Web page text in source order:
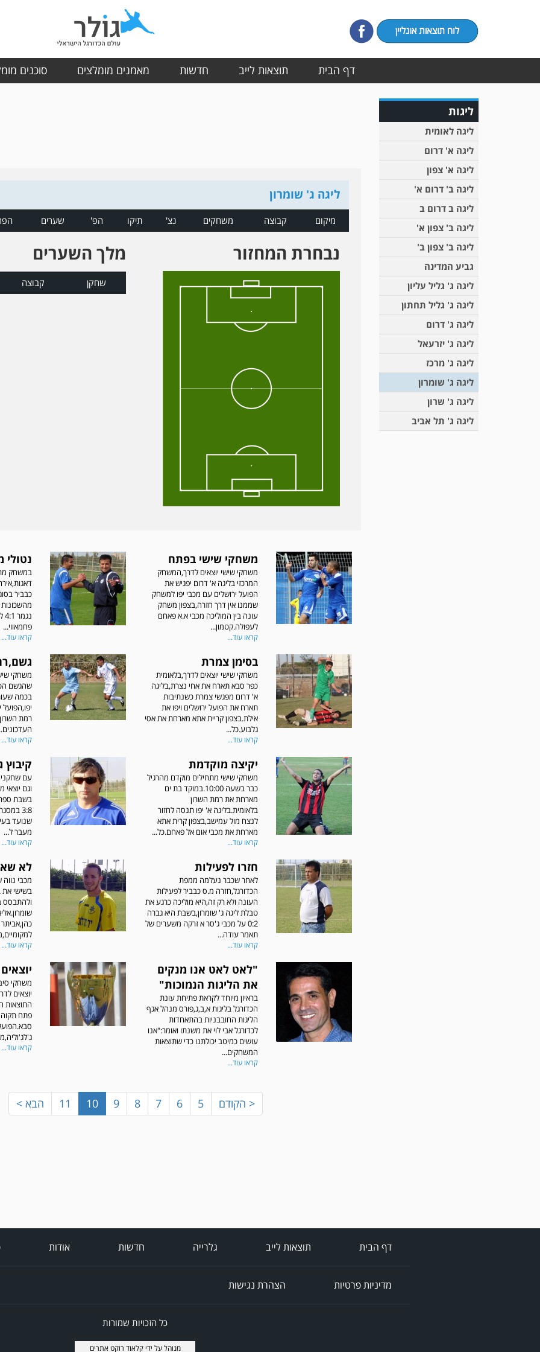
דף הבית תוצאות לייב חדשות מאמנים מומלצים סוכנים
ליגות
ליגה לאומית
ליגה א' דרום
ליגה א' צפון
ליגה ב' דרום א'
ליגה ב דרום ב
ליגה ב' צפון א'
ליגה ב' צפון ב'
גביע המדינה
ליגה ג' גליל עליון
ליגה ג' גליל תחתון
ליגה ג' דרום
ליגה ג' יזרעאל
ליגה ג' מרכז
ליגה ג' שומרון
ליגה ג' שרון
ליגה ג' תל אביב
ליגה ג' שומרון
מיקום קבוצה משחקים נצ' תיקו הפ' שערים
נבחרת המחזור מלך השערים
שחקן קבוצה
משחקי שישי בפתח
משחקי שישי יוצאים לדרך,המשחק
המרכזי בליגה א' דרום יפגיש את
הפועל ירושלים עם מכבי יפו למשחק
שממנו אין דרך חזרה,בצפון משחק
עונה בין המוליכה מכבי א.א פאחם
לעפולה.קטמון...
קראו עוד...
במשחק
כבביר
מהשכונות
פחמאווי...
קראו עוד...
בסימן צמרת
משחקי שישי יוצאים לדרך,בלאומית
כפר סבא תארח את אחי נצרת,בליגה
א' דרום מפגשי צמרת כשנתיבות
תארח את הפועל ירושלים ויפו את
אילת.בצפון קריית אתא מארחת את אסי
גלבוע.כל...
קראו עוד...
משחקי
שהגשם
בכמה
יפו,הפועל
רמת
קראו עוד...
יקיצה מוקדמת
משחקי שישי מתחילים מוקדם מהרגיל
כבר בשעה 10:00.במוקד בת ים
מארחת את רמת השרון
בלאומית.בליגה א' יפו תנסה לחזור
לנצח מול עמישב,בצפון קרית אתא
מארחת את מכבי אום אל פאחם.כל...
קראו עוד...
קיבוץ
עם
וגם
בשבת
3:8
שנועד
מעבר ל...
קראו עוד...
חזרו לפעילות
לאחר שכבר נעלמה ממפת
הכדורגל,חזרה מ.ס כבביר לפעילות
העונה ולא רק זה,היא מוליכה כרגע את
טבלת ליגה ג' שומרון,בשבת היא גברה
0:2 על מכבי ג'סר א זרקה משערים של
תאמר עודה...
קראו עוד...
לא
מכבי
ולהתבסס
כהן,אביתר
קראו עוד...
"לאט לאט אנו מנקים
את הליגות הנמוכות"
בראיון מיוחד לקראת פתיחת עונת
הכדורגל בליגות א,ב,ג,פורס מנהל אגף
הליגות החובבניות בהתאחדות
לכדורגל אבי לוי את משנתו ואומר:"אנו
עושים כמיטב יכולתנו כדי שתוצאות
המשחקים...
קראו עוד...
משחקי
יוצאים
התוצאות
פתח
קראו עוד...
< הקודם 5
6
7
8
9
10
11 הבא >
דף הבית תוצאות לייב גלרייה חדשות אודות
מדיניות פרטיות הצהרת נגישות
כל הזכויות שמורות
מנוהל על ידיקלאוד רוקט אתרים